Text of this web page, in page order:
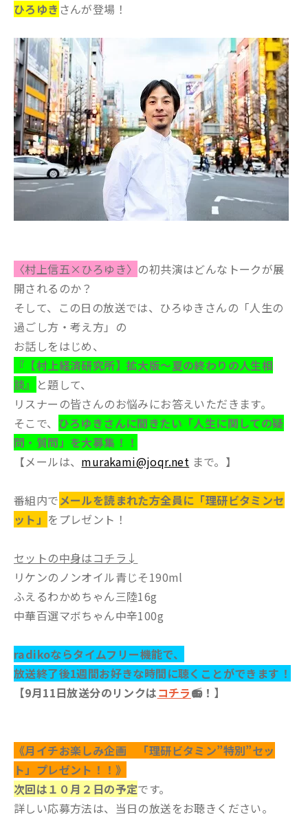
ひろゆき さんが登場！
〈村上信五×ひろゆき〉 の初共演はどんなトークが展
開されるのか？
そして、この日の放送では、ひろゆきさんの「人生の
過ごし方・考え方」の
お話しをはじめ、
『【村上経済研究所】拡大版～夏の終わりの人生相
談』 と題して、
リスナーの皆さんのお悩みにお答えいただきます。
そこで、 ひろゆきさんに聞きたい「人生に関しての疑
問・質問」を大募集！！
【メールは、 murakami@joqr.net まで。】
番組内でメールを読まれた方全員に「理研ビタミンセ
ット」 をプレゼント！
セットの中身はコチラ↓
リケンのノンオイル青じそ190ml
ふえるわかめちゃん三陸16g
中華百選マボちゃん中辛100g
radikoならタイムフリー機能で、
放送終了後1週間お好きな時間に聴くことができます！
【9月11日放送分のリンクはコチラ📻！】
《月イチお楽しみ企画 「理研ビタミン”特別”セッ
ト」プレゼント！！》
次回は１０月２日の予定です。
詳しい応募方法は、当日の放送をお聴きください。